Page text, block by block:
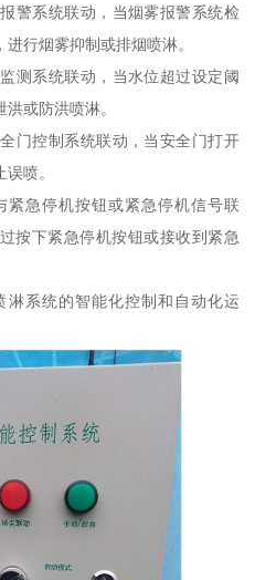
警系统联动，当烟雾报警系统检
行烟雾抑制或排烟喷淋。
测系统联动，当水位超过设定阈
或防洪喷淋。
门控制系统联动，当安全门打开
喷。
紧急停机按钮或紧急停机信号联
按下紧急停机按钮或接收到紧急
系统的智能化控制和自动化运